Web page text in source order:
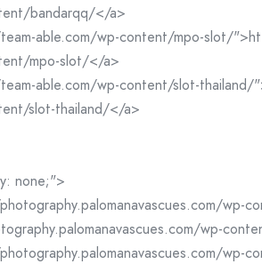
bandarqq/</a>
able.com/wp-content/mpo-slot/
mpo-slot/</a>
able.com/wp-content/slot-
slot-thailand/</a>
none;">
wp-
wp-
wp-